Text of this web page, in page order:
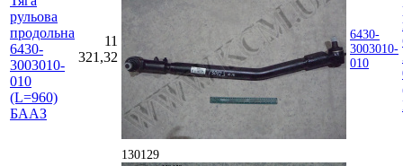
рульова
продольна
6430-
3003010-
010
(L=960)
БААЗ
11
321,32
6430-
3003010-
010
130129